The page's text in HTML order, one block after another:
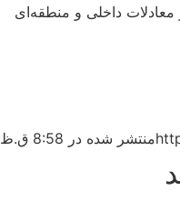
داخلی و منطقه‌ای
منتشر شده در 8:58 ق.ظ